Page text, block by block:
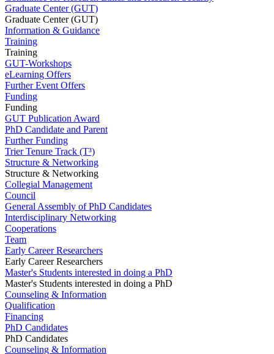
Graduate Center (GUT)
Graduate Center (GUT)
Information & Guidance
Training
Training
GUT-Workshops
eLearning Offers
Further Event Offers
Funding
Funding
GUT Publication Award
PhD Candidate and Parent
Further Funding
Trier Tenure Track (T³)
Structure & Networking
Structure & Networking
Collegial Management
Council
General Assembly of PhD Candidates
Interdisciplinary Networking
Cooperations
Team
Early Career Researchers
Early Career Researchers
Master's Students interested in doing a PhD
Master's Students interested in doing a PhD
Counseling & Information
Qualification
Financing
PhD Candidates
PhD Candidates
Counseling & Information